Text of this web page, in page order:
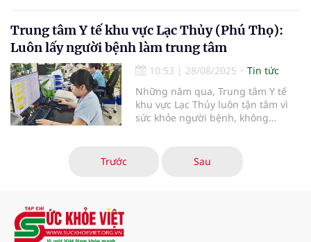
người bệnh”.
phổ hấp thụ nguyên tử (AAS).
Trung tâm Y tế khu vực Lạc Thủy (Phú Thọ):
Luôn lấy người bệnh làm trung tâm
10:53 | 28/08/2025
Tin tức
Những năm qua, Trung tâm Y tế
khu vực Lạc Thủy luôn tận tâm vì
sức khỏe người bệnh, không
của nhân dân.
Trước Sau